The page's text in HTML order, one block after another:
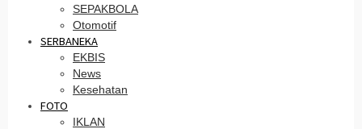
SEPAKBOLA
Otomotif
SERBANEKA
EKBIS
News
Kesehatan
FOTO
IKLAN